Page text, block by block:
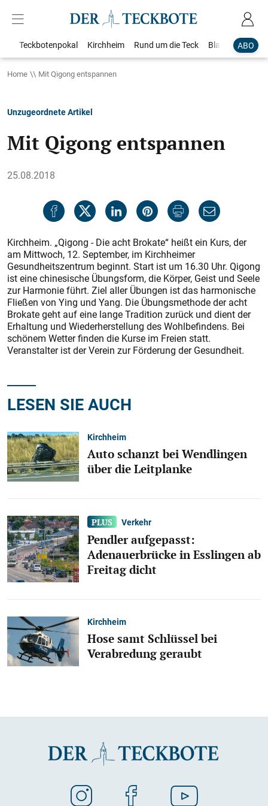
ABO
Teckbotenpokal Kirchheim Rund um die Teck Blaulicht
Home Mit Qigong entspannen
Unzugeordnete Artikel
Mit Qigong entspannen
25.08.2018
Kirchheim. „Qigong - Die acht Brokate“ heißt ein Kurs, der
am Mittwoch, 12. September, im Kirchheimer
Gesundheitszentrum beginnt. Start ist um 16.30 Uhr. Qigong
ist eine chinesische Übungsform, die Körper, Geist und Seele
zur Harmonie führt. Ziel aller Übungen ist das harmonische
Fließen von Ying und Yang. Die Übungsmethode der acht
Brokate geht auf eine lange Tradition zurück und dient der
Erhaltung und Wiederherstellung des Wohlbefindens. Bei
schönem Wetter finden die Kurse im Freien statt.
Veranstalter ist der Verein zur Förderung der Gesundheit.
LESEN SIE AUCH
Kirchheim
Auto schanzt bei Wendlingen
über die Leitplanke
Verkehr
Pendler aufgepasst:
Adenauerbrücke in Esslingen ab
Freitag dicht
Kirchheim
Hose samt Schlüssel bei
Verabredung geraubt